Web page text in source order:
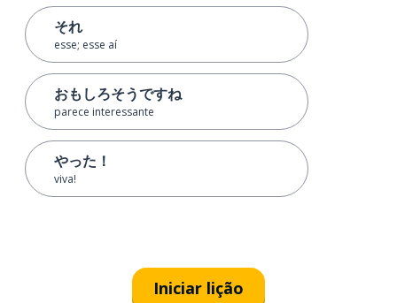
それ
esse; esse aí
おもしろそうですね
parece interessante
やった！
viva!
Iniciar lição